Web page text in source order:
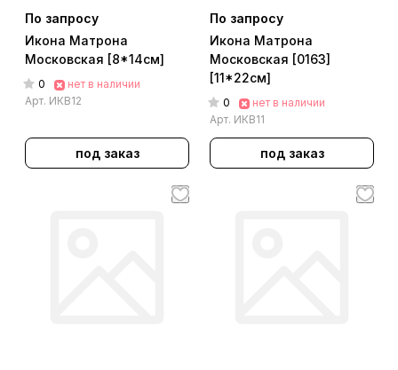
По запросу
Икона Матрона
Московская [8*14см]
0
нет в наличии
Арт. ИКВ12
под заказ
По запросу
Икона Матрона
Московская [0163]
[11*22см]
0
нет в наличии
Арт. ИКВ11
под заказ